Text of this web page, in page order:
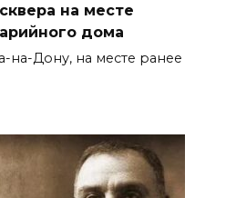
на месте
дома
на-Дону, на месте ранее